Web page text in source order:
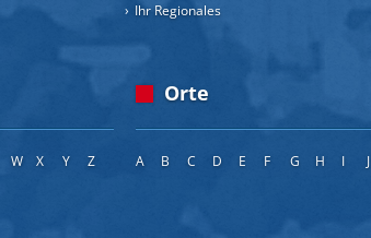
Ihr Regionales
W X Y Z
Orte
A B C D E F G H I J